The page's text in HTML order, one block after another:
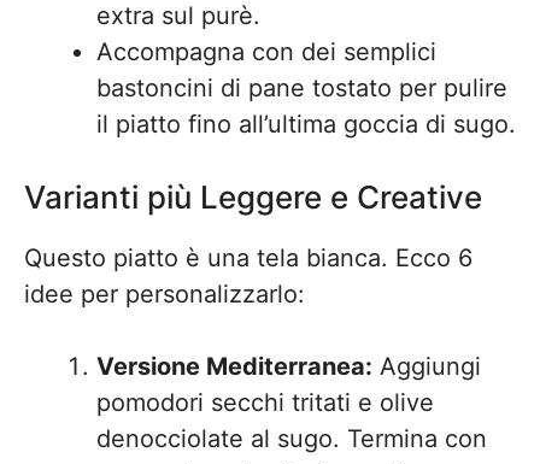
extra sul purè.
Accompagna con dei semplici
bastoncini di pane tostato per pulire
il piatto fino all’ultima goccia di sugo.
Varianti più Leggere e Creative
Questo piatto è una tela bianca. Ecco 6
idee per personalizzarlo:
Versione Mediterranea: Aggiungi
pomodori secchi tritati e olive
denocciolate al sugo. Termina con